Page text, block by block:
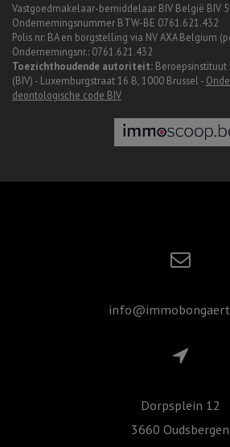
Vastgoedmakelaar-bemiddelaar BIV België BIV
Ondernemingsnummer BTW-BE 0761.621.432
Polis nr: BA en borgstelling via NV AXA Belgium
Ondernemingsnr.: 0761.621.432
Toezichthoudende autoriteit: Beroepsinstituut
(BIV) - Luxemburgstraat 16 B, 1000 Brussel -
deontologische code BIV
Dorpsplein 12
3660 Oudsbergen